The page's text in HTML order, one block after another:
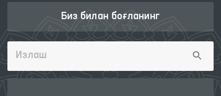
Биз билан боғланинг